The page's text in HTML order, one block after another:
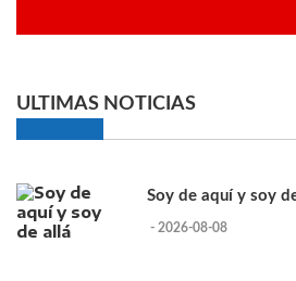
ULTIMAS NOTICIAS
Soy de aquí y soy
- 2026-08-08